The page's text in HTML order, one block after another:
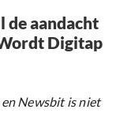
de aandacht
Digitap
Newsbit is niet